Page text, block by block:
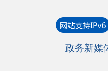
长者版